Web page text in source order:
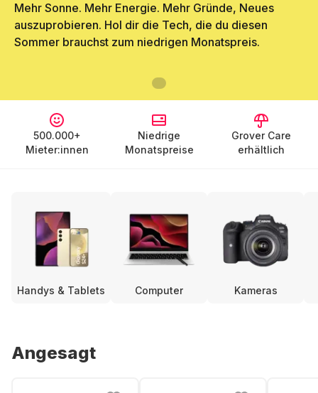
Mehr Sonne. Mehr Energie. Mehr Gründe, Neues
auszuprobieren. Hol dir die Tech, die du diesen
Sommer brauchst zum niedrigen Monatspreis.
500.000+
Mieter:innen
Niedrige
Monatspreise
Grover Care
erhältlich
Handys & Tablets Computer Kameras
Angesagt